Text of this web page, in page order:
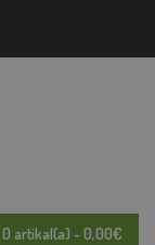
0 artikal(a) - 0,00€